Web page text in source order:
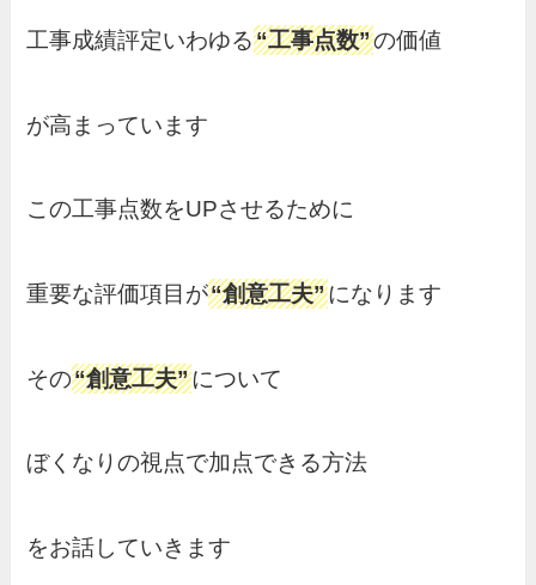
工事成績評定いわゆる“工事点数”の価値
が高まっています
この工事点数をUPさせるために
重要な評価項目が“創意工夫”になります
その“創意工夫”について
ぼくなりの視点で加点できる方法
をお話していきます